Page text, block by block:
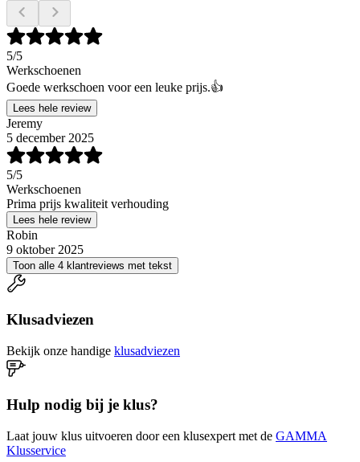
5/5
Werkschoenen
Goede werkschoen voor een leuke prijs.👍
Lees hele review
Jeremy
5 december 2025
5/5
Werkschoenen
Prima prijs kwaliteit verhouding
Lees hele review
Robin
9 oktober 2025
Toon alle 4 klantreviews met tekst
Klusadviezen
Bekijk onze handige klusadviezen
Hulp nodig bij je klus?
Laat jouw klus uitvoeren door een klusexpert met de GAMMA
Klusservice